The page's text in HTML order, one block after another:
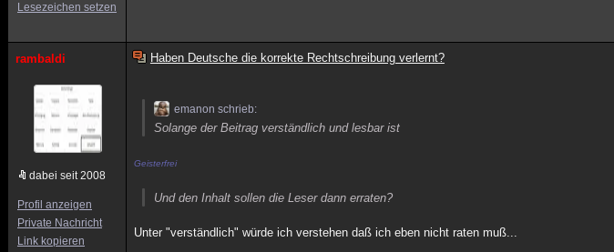
Lesezeichen setzen
rambaldi
dabei seit 2008
Profil anzeigen
Private Nachricht
Link kopieren
Haben Deutsche die korrekte Rechtschreibung verlernt?
emanon schrieb:
Solange der Beitrag verständlich und lesbar ist
Geisterfrei
Und den Inhalt sollen die Leser dann erraten?
Unter "verständlich" würde ich verstehen daß ich eben nicht raten muß...